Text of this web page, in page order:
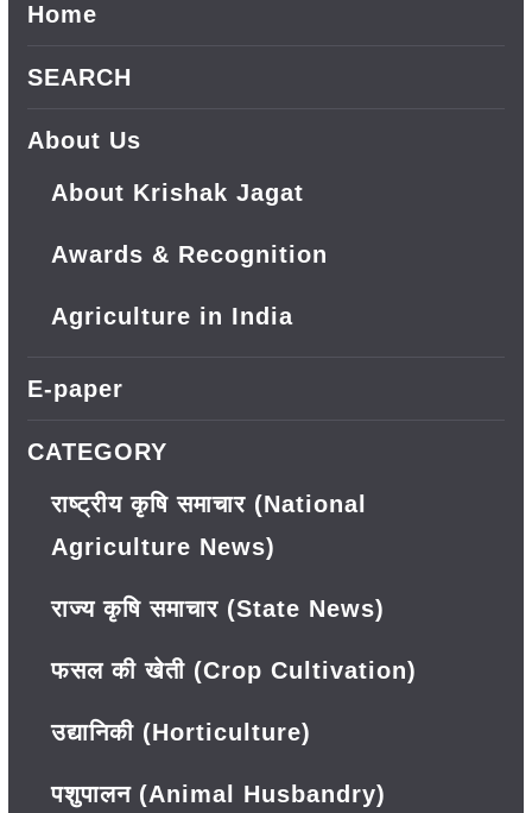
Home
SEARCH
About Us
About Krishak Jagat
Awards & Recognition
Agriculture in India
E-paper
CATEGORY
राष्ट्रीय कृषि समाचार (National
Agriculture News)
राज्य कृषि समाचार (State News)
फसल की खेती (Crop Cultivation)
उद्यानिकी (Horticulture)
पशुपालन (Animal Husbandry)